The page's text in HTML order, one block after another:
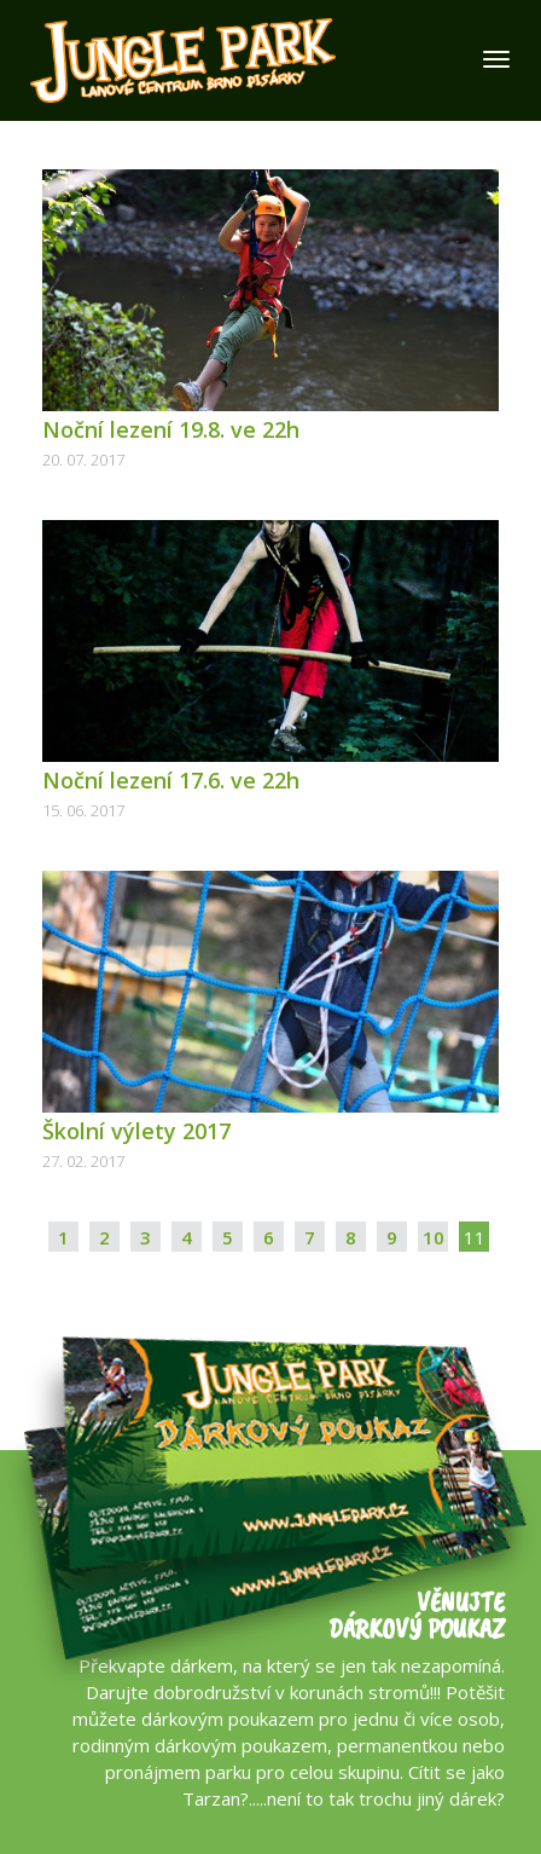
Noční lezení 19.8. ve 22h
20. 07. 2017
Noční lezení 17.6. ve 22h
15. 06. 2017
Školní výlety 2017
27. 02. 2017
1 2 3 4 5 6 7 8 9 10 11
VĚNUJTE
DÁRKOVÝ POUKAZ
Překvapte dárkem, na který se jen tak nezapomíná.
Darujte dobrodružství v korunách stromů!!! Potěšit
můžete dárkovým poukazem pro jednu či více osob,
rodinným dárkovým poukazem, permanentkou nebo
pronájmem parku pro celou skupinu. Cítit se jako
Tarzan?.....není to tak trochu jiný dárek?